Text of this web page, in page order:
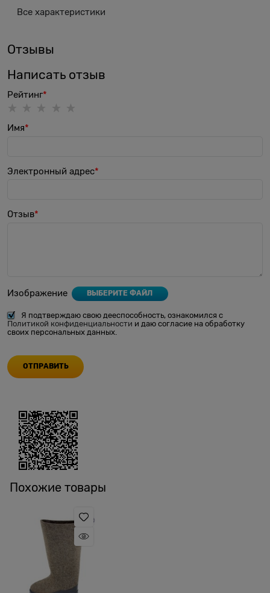
Все характеристики
Отзывы
Написать отзыв
Рейтинг
Имя
Электронный адрес
Отзыв
Изображение ВЫБЕРИТЕ ФАЙЛ
Я подтверждаю свою дееспособность, ознакомился с
Политикой конфиденциальности и даю согласие на обработку
своих персональных данных.
Похожие товары